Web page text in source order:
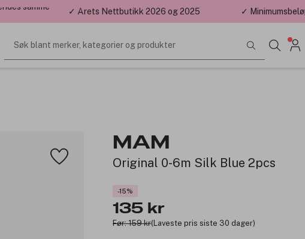
samme ✓ Årets Nettbutikk 2026 og 2025 ✓
Søk blant merker, kategorier og produkter
MAM
Original 0-6m Silk Blue 2pcs
-15%
135 kr
Før: 159 kr(Laveste pris siste 30 dager)